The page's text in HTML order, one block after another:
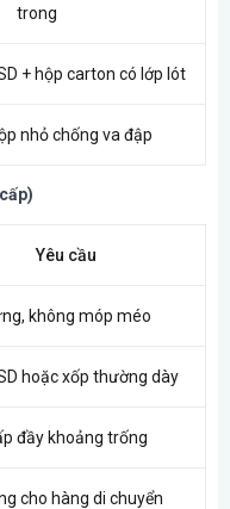
trong
+ hộp carton có lớp lót
nhỏ chống va đập
Yêu cầu
không móp méo
hoặc xốp thường dày
đầy khoảng trống
cho hàng di chuyển